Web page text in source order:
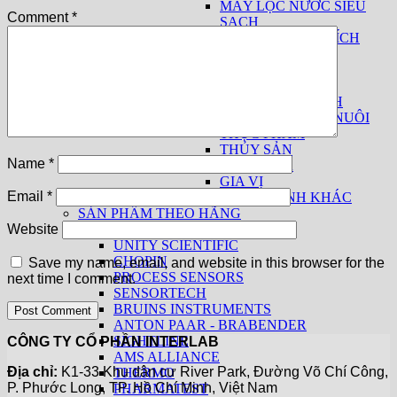
MÁY LỌC NƯỚC SIÊU
SẠCH
THIẾT BỊ PHÂN TÍCH
THIẾT BỊ THEO NGÀNH
THỨC ĂN CHĂN NUÔI
THỰC PHẨM
THỦY SẢN
GIA VỊ
CÁC NGÀNH KHÁC
SẢN PHẨM THEO HÃNG
UNITY SCIENTIFIC
CHOPIN
PROCESS SENSORS
SENSORTECH
BRUINS INSTRUMENTS
ANTON PAAR - BRABENDER
SIGHTLINE
AMS ALLIANCE
THERMO
PHARMATEST
Comment*
Name *
Email *
Website
Save my name, email, and website in this browser for the
next time I comment.
CÔNG TY CỔ PHẦN INTERLAB
Địa chỉ: K1-33 Khu dân cư River Park, Đường Võ Chí Công,
P. Phước Long, TP. Hồ Chí Minh, Việt Nam